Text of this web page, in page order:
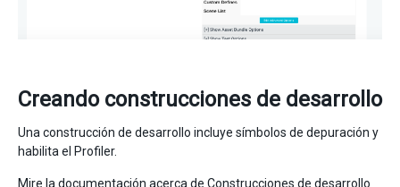
Creando construcciones de desarrollo
Una construcción de desarrollo incluye símbolos de depuración y
habilita el Profiler.
Mire la documentación acerca de Construcciones de desarrollo